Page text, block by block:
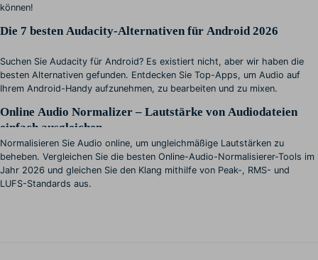
können!
Die 7 besten Audacity-Alternativen für Android 2026
Suchen Sie Audacity für Android? Es existiert nicht, aber wir haben die
besten Alternativen gefunden. Entdecken Sie Top-Apps, um Audio auf
Ihrem Android-Handy aufzunehmen, zu bearbeiten und zu mixen.
Online Audio Normalizer – Lautstärke von Audiodateien
einfach ausgleichen
Normalisieren Sie Audio online, um ungleichmäßige Lautstärken zu
beheben. Vergleichen Sie die besten Online-Audio-Normalisierer-Tools im
Jahr 2026 und gleichen Sie den Klang mithilfe von Peak-, RMS- und
LUFS-Standards aus.